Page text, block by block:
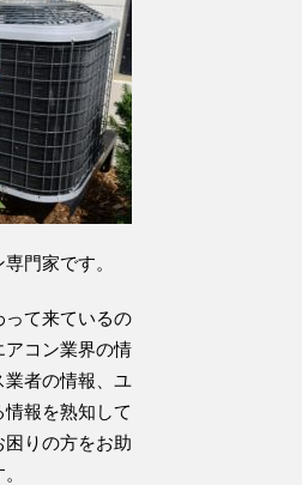
門家です。
て来ているの
アコン業界の情
者の情報、ユ
報を熟知して
りの方をお助